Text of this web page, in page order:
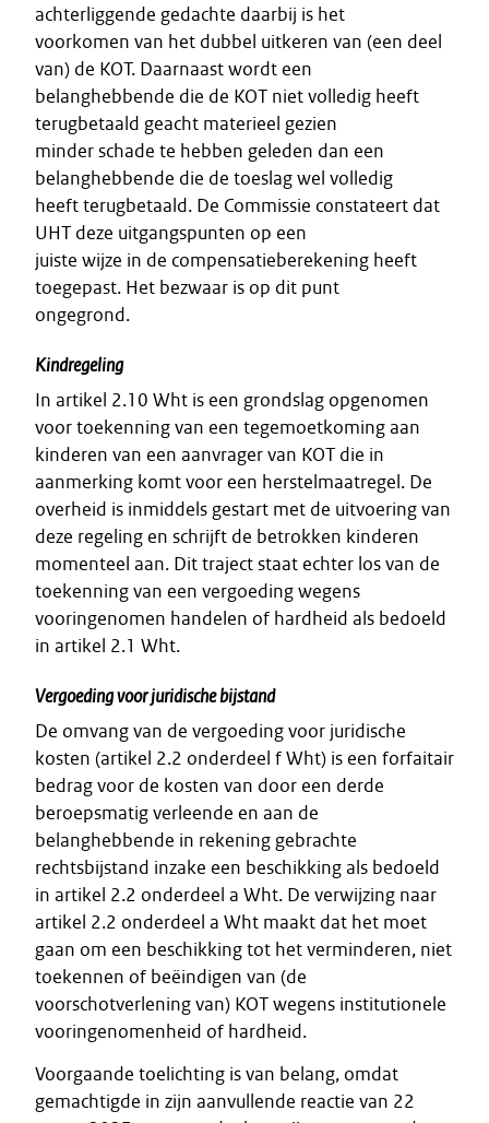
achterliggende gedachte daarbij is het
voorkomen van het dubbel uitkeren van (een deel
van) de KOT. Daarnaast wordt een
belanghebbende die de KOT niet volledig heeft
terugbetaald geacht materieel gezien
minder schade te hebben geleden dan een
belanghebbende die de toeslag wel volledig
heeft terugbetaald. De Commissie constateert dat
UHT deze uitgangspunten op een
juiste wijze in de compensatieberekening heeft
toegepast. Het bezwaar is op dit punt
ongegrond.
Kindregeling
In artikel 2.10 Wht is een grondslag opgenomen
voor toekenning van een tegemoetkoming aan
kinderen van een aanvrager van KOT die in
aanmerking komt voor een herstelmaatregel. De
overheid is inmiddels gestart met de uitvoering van
deze regeling en schrijft de betrokken kinderen
momenteel aan. Dit traject staat echter los van de
toekenning van een vergoeding wegens
vooringenomen handelen of hardheid als bedoeld
in artikel 2.1 Wht.
Vergoeding voor juridische bijstand
De omvang van de vergoeding voor juridische
kosten (artikel 2.2 onderdeel f Wht) is een forfaitair
bedrag voor de kosten van door een derde
beroepsmatig verleende en aan de
belanghebbende in rekening gebrachte
rechtsbijstand inzake een beschikking als bedoeld
in artikel 2.2 onderdeel a Wht. De verwijzing naar
artikel 2.2 onderdeel a Wht maakt dat het moet
gaan om een beschikking tot het verminderen, niet
toekennen of beëindigen van (de
voorschotverlening van) KOT wegens institutionele
vooringenomenheid of hardheid.
Voorgaande toelichting is van belang, omdat
gemachtigde in zijn aanvullende reactie van 22